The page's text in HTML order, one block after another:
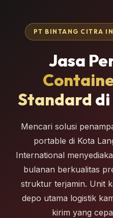
PT BINTANG CITRA
Jasa
Standard di
Mencari solusi
portable di Kota
International
bulanan berkualitas
struktur terjamin. Unit
depo utama logistik
kirim yang